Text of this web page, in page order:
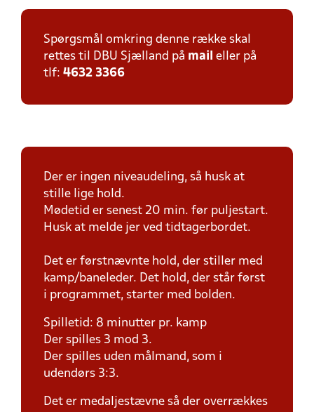
Spørgsmål omkring denne række skal
rettes til DBU Sjælland på mail eller på
tlf: 4632 3366
Der er ingen niveaudeling, så husk at
stille lige hold.
Mødetid er senest 20 min. før puljestart.
Husk at melde jer ved tidtagerbordet.
Det er førstnævnte hold, der stiller med
kamp/baneleder. Det hold, der står først
i programmet, starter med bolden.
Spilletid: 8 minutter pr. kamp
Der spilles 3 mod 3.
Der spilles uden målmand, som i
udendørs 3:3.
Det er medaljestævne så der overrækkes